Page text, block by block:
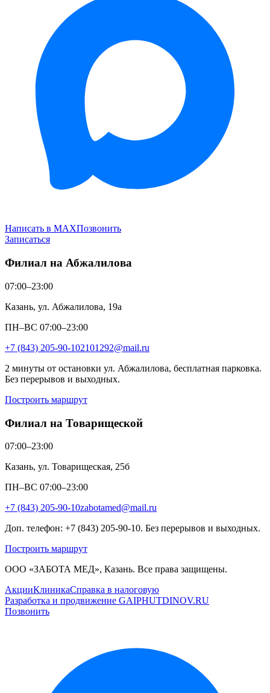
Написать в MAXПозвонить
Записаться
Филиал на Абжалилова
07:00–23:00
Казань, ул. Абжалилова, 19а
ПН–ВС 07:00–23:00
+7 (843) 205-90-102101292@mail.ru
2 минуты от остановки ул. Абжалилова, бесплатная парковка.
Без перерывов и выходных.
Построить маршрут
Филиал на Товарищеской
07:00–23:00
Казань, ул. Товарищеская, 25б
ПН–ВС 07:00–23:00
+7 (843) 205-90-10zabotamed@mail.ru
Доп. телефон: +7 (843) 205-90-10. Без перерывов и выходных.
Построить маршрут
ООО «ЗАБОТА МЕД», Казань. Все права защищены.
АкцииКлиникаСправка в налоговую
Разработка и продвижение GAIPHUTDINOV.RU
Позвонить